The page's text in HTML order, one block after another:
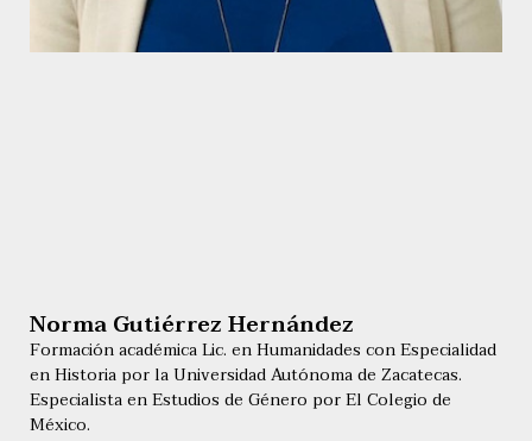
Norma Gutiérrez Hernández
Formación académica Lic. en Humanidades con Especialidad
en Historia por la Universidad Autónoma de Zacatecas.
Especialista en Estudios de Género por El Colegio de
México.